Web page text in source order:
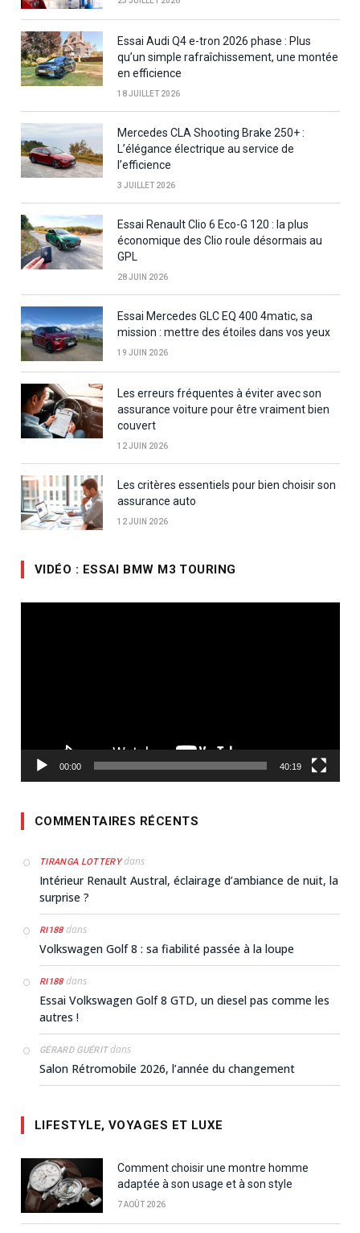
Essai Audi Q4 e-tron 2026 phase : Plus
qu’un simple rafraîchissement, une montée
en efficience
18 JUILLET 2026
Mercedes CLA Shooting Brake 250+ :
L’élégance électrique au service de
l’efficience
3 JUILLET 2026
Essai Renault Clio 6 Eco-G 120 : la plus
économique des Clio roule désormais au
GPL
28 JUIN 2026
Essai Mercedes GLC EQ 400 4matic, sa
mission : mettre des étoiles dans vos yeux
19 JUIN 2026
Les erreurs fréquentes à éviter avec son
assurance voiture pour être vraiment bien
couvert
12 JUIN 2026
Les critères essentiels pour bien choisir son
assurance auto
12 JUIN 2026
VIDÉO : ESSAI BMW M3 TOURING
00:00 40:19
COMMENTAIRES RÉCENTS
TIRANGA LOTTERYdans
Intérieur Renault Austral, éclairage d’ambiance de nuit, la
surprise ?
RI188dans
Volkswagen Golf 8 : sa fiabilité passée à la loupe
RI188dans
Essai Volkswagen Golf 8 GTD, un diesel pas comme les
autres !
GÉRARD GUÉRITdans
Salon Rétromobile 2026, l’année du changement
LIFESTYLE, VOYAGES ET LUXE
Comment choisir une montre homme
adaptée à son usage et à son style
7 AOÛT 2026